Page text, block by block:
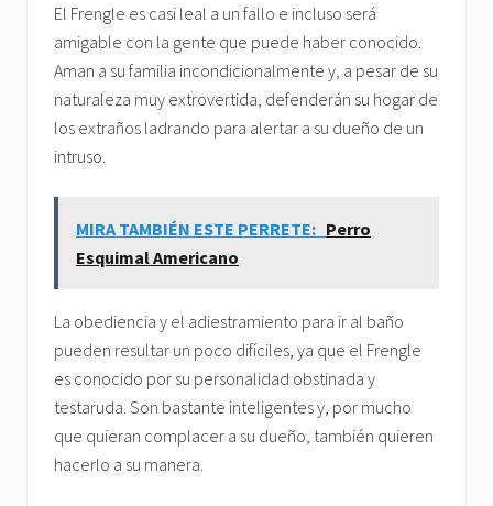
El Frengle es casi leal a un fallo e incluso será
amigable con la gente que puede haber conocido.
Aman a su familia incondicionalmente y, a pesar de su
naturaleza muy extrovertida, defenderán su hogar de
los extraños ladrando para alertar a su dueño de un
intruso.
MIRA TAMBIÉN ESTE PERRETE: Perro
Esquimal Americano
La obediencia y el adiestramiento para ir al baño
pueden resultar un poco difíciles, ya que el Frengle
es conocido por su personalidad obstinada y
testaruda. Son bastante inteligentes y, por mucho
que quieran complacer a su dueño, también quieren
hacerlo a su manera.